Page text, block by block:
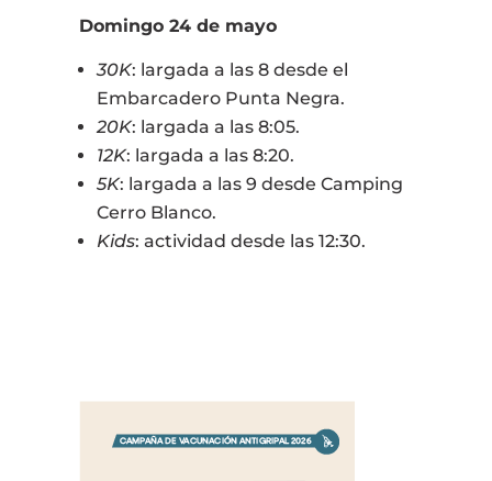
Domingo 24 de mayo
30K: largada a las 8 desde el
Embarcadero Punta Negra.
20K: largada a las 8:05.
12K: largada a las 8:20.
5K: largada a las 9 desde Camping
Cerro Blanco.
Kids: actividad desde las 12:30.